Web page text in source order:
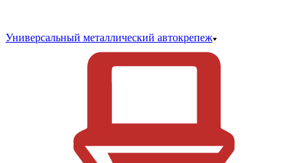
Универсальный металлический автокрепеж